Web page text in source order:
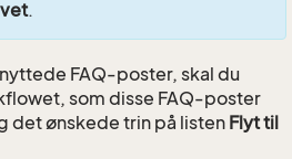
.
FAQ-poster, skal du
som disse FAQ-poster
det ønskede trin på listen Flyt til